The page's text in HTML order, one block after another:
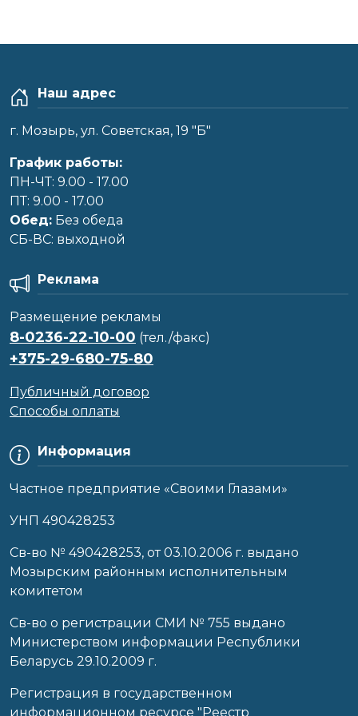
Наш адрес
г. Мозырь, ул. Советская, 19 "Б"
График работы:
ПН-ЧТ: 9.00 - 17.00
ПТ: 9.00 - 17.00
Обед: Без обеда
CБ-ВС: выходной
Информация
Частное предприятие «Своими Глазами»
УНП 490428253
Cв-во № 490428253, от 03.10.2006 г. выдано
Мозырским районным исполнительным
комитетом
Св-во о регистрации СМИ № 755 выдано
Министерством информации Республики
Беларусь 29.10.2009 г.
Регистрация в государственном
информационном ресурсе "Реестр
Реклама
Размещение рекламы
8-0236-22-10-00 (тел./факс)
+375-29-680-75-80
Публичный договор
Способы оплаты